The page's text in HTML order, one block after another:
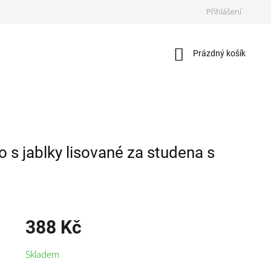
Přihlášení
Nákupní
Prázdný košík
s jablky lisované za studena s
388 Kč
cena:
Skladem